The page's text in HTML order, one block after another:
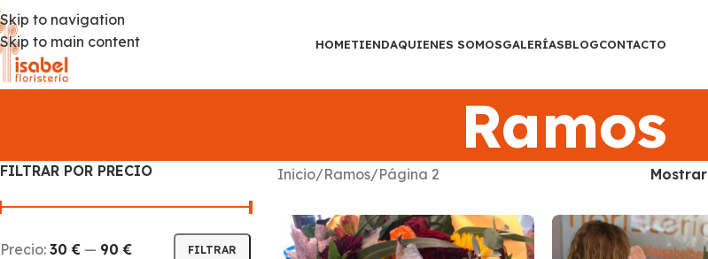
Skip to navigation
Skip to main content
HOMETIENDAQUIENES SOMOSGALERÍASBLOGCONTACTO
Ramos
FILTRAR POR PRECIO
FILTRAR
Precio: 30 € — 90 €
Inicio Ramos Página 2 Mostrar